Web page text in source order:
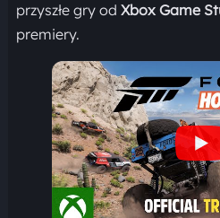
przyszłe gry od Xbox Game
premiery.